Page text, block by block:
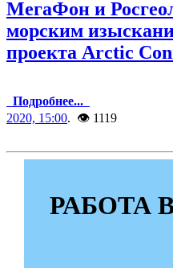
МегаФон и
морским
проекта Arctic
Подробнее...
2020, 15:00. 👁 1119
РАБОТА